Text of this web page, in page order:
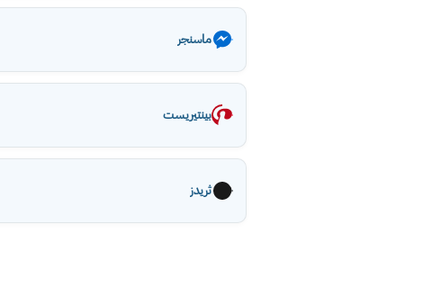
ماسنجر
بينتيريست
ثريدز